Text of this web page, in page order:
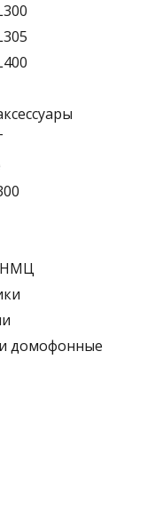
домофонные